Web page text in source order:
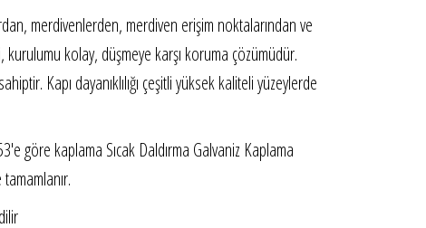
merdivenlerden, merdiven erişim noktalarından ve
kurulumu kolay, düşmeye karşı koruma çözümüdür.
Kapı dayanıklılığı çeşitli yüksek kaliteli yüzeylerde
göre kaplama Sıcak Daldırma Galvaniz Kaplama